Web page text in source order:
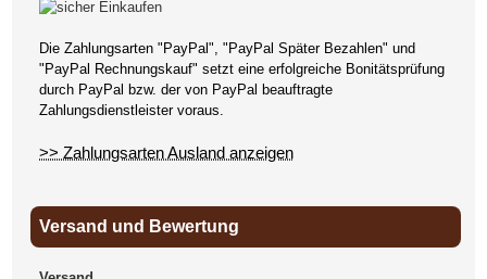
Die Zahlungsarten "PayPal", "PayPal Später Bezahlen" und
"PayPal Rechnungskauf" setzt eine erfolgreiche Bonitätsprüfung
durch PayPal bzw. der von PayPal beauftragte
Zahlungsdienstleister voraus.
>> Zahlungsarten Ausland anzeigen
Versand und Bewertung